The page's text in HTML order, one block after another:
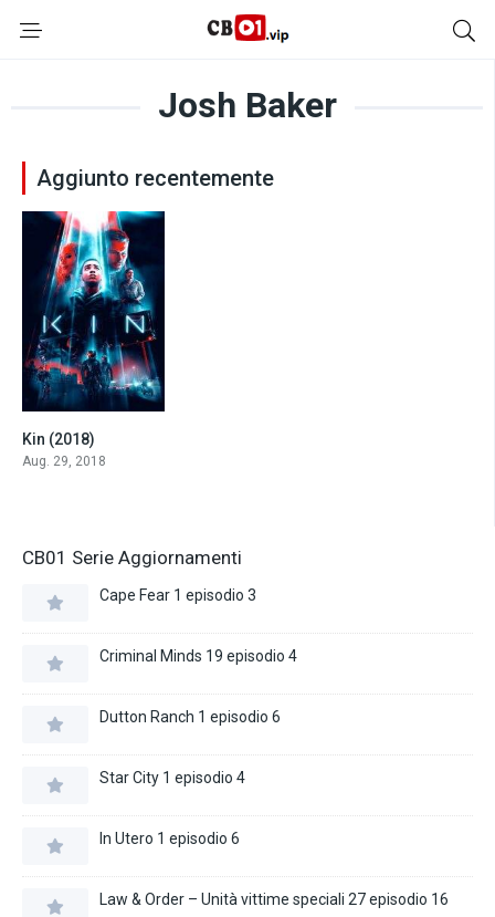
Josh Baker
Aggiunto recentemente
Kin (2018)
Aug. 29, 2018
CB01 Serie Aggiornamenti
Cape Fear 1 episodio 3
Criminal Minds 19 episodio 4
Dutton Ranch 1 episodio 6
Star City 1 episodio 4
In Utero 1 episodio 6
Law & Order – Unità vittime speciali 27 episodio 16